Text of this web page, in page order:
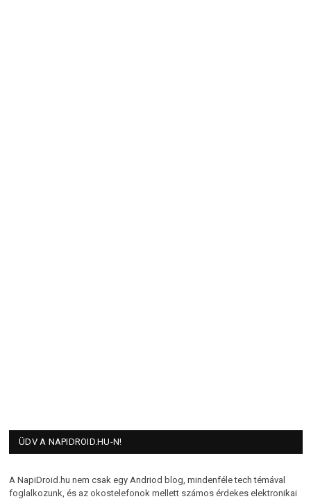
ÜDV A NAPIDROID.HU-N!
A NapiDroid.hu nem csak egy Andriod blog, mindenféle tech témával
foglalkozunk, és az okostelefonok mellett számos érdekes elektronikai